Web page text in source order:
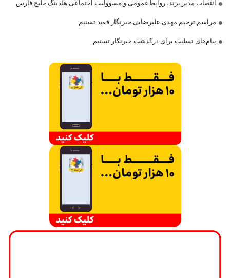
انتصاب مدیر برند، روابط‌عمومی و مسوولیت اجتماعی هلدینگ خلیج فارس
مراسم ترحیم مهدی علیرضایی خبرنگار فقید تسنیم
پیام‌های تسلیت برای درگذشت خبرنگار تسنیم